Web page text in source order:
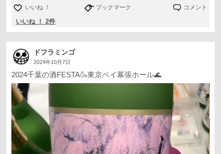
いいね ！ ブックマーク コメント
いいね ！ 2件
ドフラミンゴ
2024年10月7日
2024千葉の酒FESTA🍶東京ベイ幕張ホール🌊